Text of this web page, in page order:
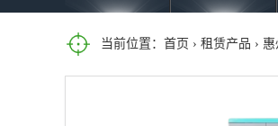
当前位置： 首页 › 租赁产品 ›